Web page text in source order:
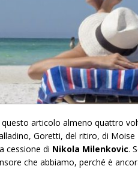
articolo almeno quattro
Goretti, del ritiro, di
cessione di Nikola Milenkovic.
che abbiamo, perché è